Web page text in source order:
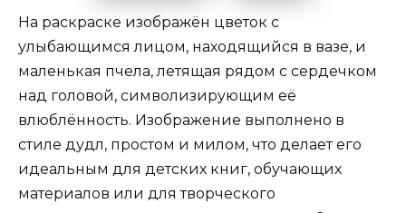
На раскраске изображён цветок с
улыбающимся лицом, находящийся в вазе, и
маленькая пчела, летящая рядом с сердечком
над головой, символизирующим её
влюблённость. Изображение выполнено в
стиле дудл, простом и милом, что делает его
идеальным для детских книг, обучающих
материалов или для творческого